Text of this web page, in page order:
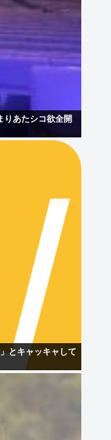
りあたシコ欲全開
とキャッキャして